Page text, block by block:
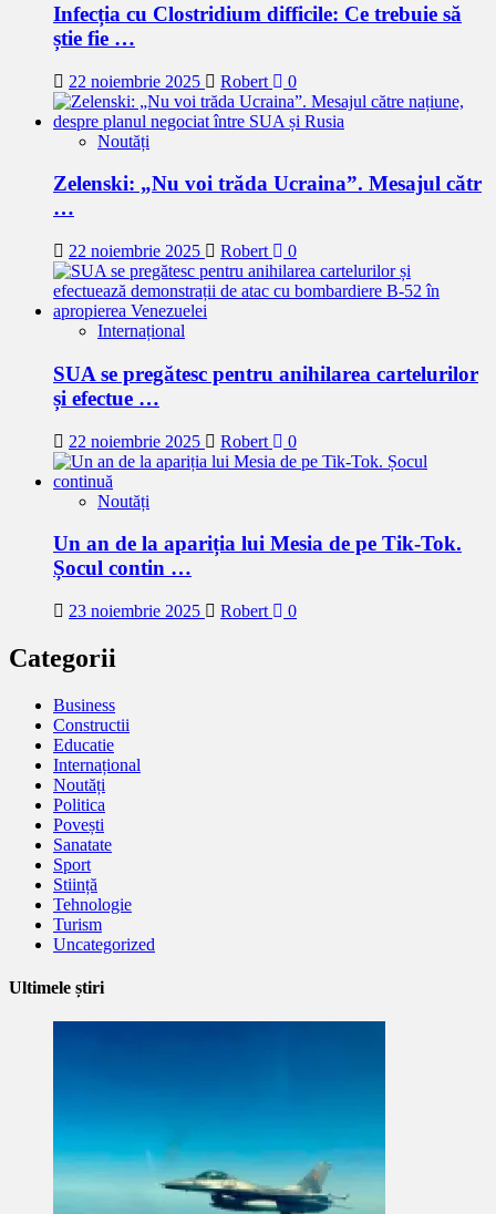
Infecția cu Clostridium difficile: Ce trebuie să
știe fie …
22 noiembrie 2025 Robert 0
Noutăți
Zelenski: „Nu voi trăda Ucraina”. Mesajul cătr
…
22 noiembrie 2025 Robert 0
Internațional
SUA se pregătesc pentru anihilarea cartelurilor
și efectue …
22 noiembrie 2025 Robert 0
Noutăți
Un an de la apariția lui Mesia de pe Tik-Tok.
Șocul contin …
23 noiembrie 2025 Robert 0
Categorii
Business
Constructii
Educatie
Internațional
Noutăți
Politica
Povești
Sanatate
Sport
Stiință
Tehnologie
Turism
Uncategorized
Ultimele știri